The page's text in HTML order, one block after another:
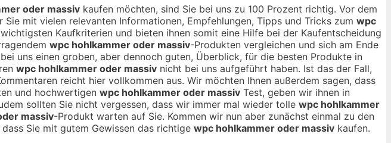
oder massiv kaufen möchten, sind Sie bei uns zu 100 Prozent richtig. Vor dem
mit vielen relevanten Informationen, Empfehlungen, Tipps und Tricks zum wpc
Kaufkriterien und bieten ihnen somit eine Hilfe bei der Kaufentscheidung
wpc hohlkammer oder massiv-Produkten vergleichen und sich am Ende
uns einen groben, aber dennoch guten, Überblick, für die besten Produkte in
wpc hohlkammer oder massiv nicht bei uns aufgeführt haben. Ist das der Fall,
reicht hier vollkommen aus. Wir möchten Ihnen außerdem sagen, dass
und hochwertigen wpc hohlkammer oder massiv Test, geben wir ihnen in
sollten Sie nicht vergessen, dass wir immer mal wieder tolle wpc hohlkammer
massiv-Produkt warten auf Sie. Kommen wir nun aber zunächst einmal zu den
Sie mit gutem Gewissen das richtige wpc hohlkammer oder massiv kaufen.